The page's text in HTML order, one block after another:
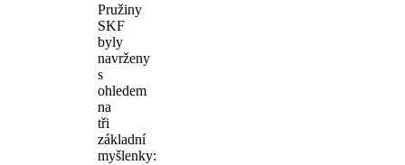
Pružiny
SKF
byly
navrženy
s
ohledem
na
tři
základní
myšlenky: